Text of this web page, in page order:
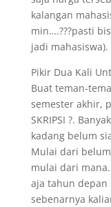
kalangan
min….???pasti
jadi mahasiswa).
Pikir Dua Kali
Buat teman-
semester akhir,
SKRIPSI ?.
kadang belum
Mulai dari
mulai dari
aja tahun depan
sebenarnya